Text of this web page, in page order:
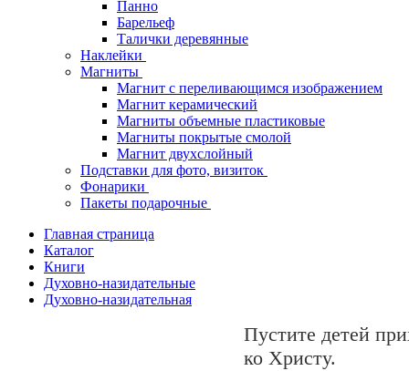
Панно
Барельеф
Талички деревянные
Наклейки
Магниты
Магнит с переливающимся изображением
Магнит керамический
Магниты объемные пластиковые
Магниты покрытые смолой
Магнит двухслойный
Подставки для фото, визиток
Фонарики
Пакеты подарочные
Главная страница
Каталог
Книги
Духовно-назидательные
Духовно-назидательная
Пустите детей
ко Христу.